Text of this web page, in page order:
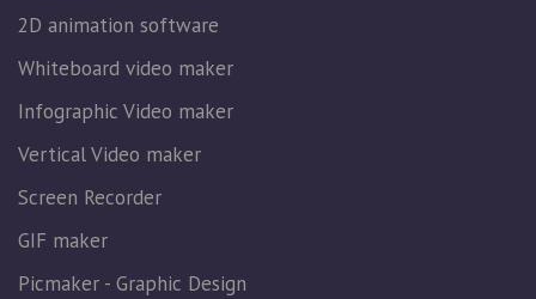
2D animation software
Whiteboard video maker
Infographic Video maker
Vertical Video maker
Screen Recorder
GIF maker
Picmaker - Graphic Design